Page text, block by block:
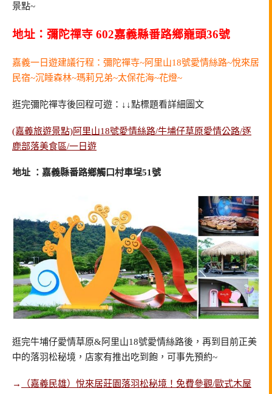
景點~
地址：彌陀禪寺 602嘉義縣番路鄉巃頭36號
嘉義一日遊建議行程：彌陀禪寺~阿里山18號愛情絲路~悅來居
民宿~沉睡森林~瑪莉兄弟~太保花海~花燈~
逛完彌陀禪寺後回程可遊：↓↓點標題看詳細圖文
(嘉義旅遊景點)阿里山18號愛情絲路/牛埔仔草原愛情公路/逐
鹿部落美食區/一日遊
地址 ：嘉義縣番路鄉觸口村車埕51號
逛完牛埔仔愛情草原&阿里山18號愛情絲路後，再到目前正美
中的落羽松秘境，店家有推出吃到飽，可事先預約~
→
（嘉義民雄）悅來居莊園落羽松秘境！免費參觀/歐式木屋